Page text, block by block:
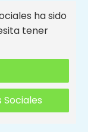
ha sido
tener